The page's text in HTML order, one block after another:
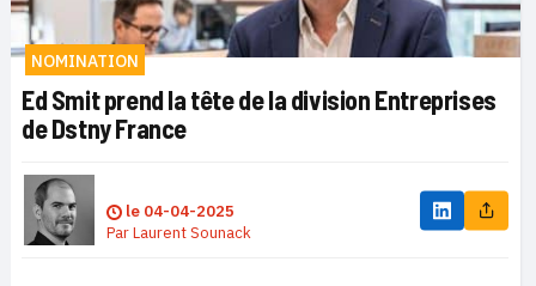
NOMINATION
Ed Smit prend la tête de la division Entreprises
de Dstny France
le 04-04-2025
ParLaurent Sounack